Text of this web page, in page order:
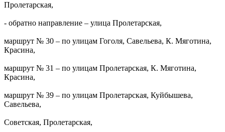
Пролетарская,
- обратно направление – улица Пролетарская,
маршрут № 30 – по улицам Гоголя, Савельева, К. Мяготина,
Красина,
маршрут № 31 – по улицам Пролетарская, К. Мяготина,
Красина,
маршрут № 39 – по улицам Пролетарская, Куйбышева,
Савельева,
Советская, Пролетарская,